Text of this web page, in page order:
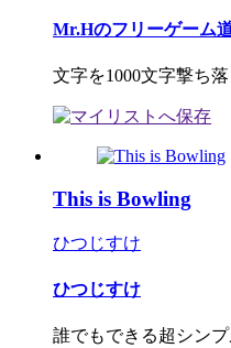
Mr.Hのフリーゲーム
文字を1000文字撃ち
This is Bowling
ひつじすけ
ひつじすけ
誰でもできる超シン